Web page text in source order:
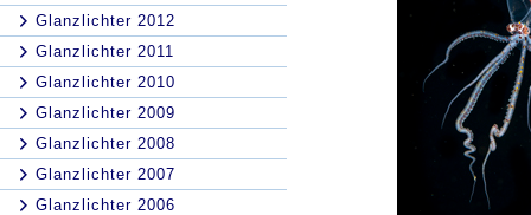
Glanzlichter 2012
Glanzlichter 2011
Glanzlichter 2010
Glanzlichter 2009
Glanzlichter 2008
Glanzlichter 2007
Glanzlichter 2006